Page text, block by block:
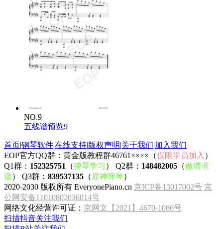
NO.9
五线谱预览9
首页|钢琴软件|在线支持|版权声明|关于我们|加入我们
EOP官方QQ群：黄金版教程群46761××××（仅限学员加入 ）
Q1群： 152325751 （弹琴学习 ） Q2群： 148482005 （做谱求
谱） Q3群： 839537135 （ 原神弹琴）
2020-2030 版权所有 EveryonePiano.cn 京ICP备13017002号 京
公网安备11010802036014号
网络文化经营许可证： 京网文【2021】4670-1086号
扫描抖音关注我们